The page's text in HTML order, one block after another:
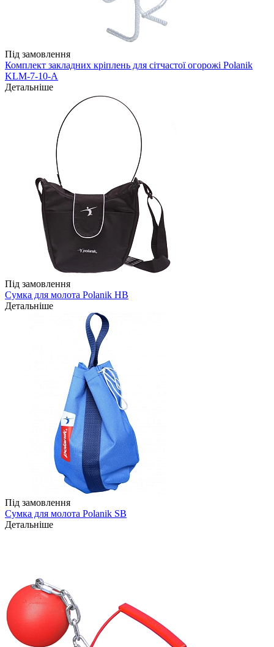
Під замовлення
Комплект закладних кріплень для сітчастої огорожі Polanik
KLM-7-10-A
Детальніше
Під замовлення
Сумка для молота Polanik HB
Детальніше
Під замовлення
Сумка для молота Polanik SB
Детальніше